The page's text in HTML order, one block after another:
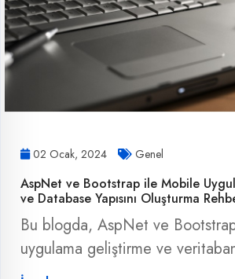
02 Ocak, 2024 Genel
AspNet ve Bootstrap ile Mobile
ve Database Yapısını Oluşturma
Bu blogda, AspNet ve
uygulama geliştirme ve